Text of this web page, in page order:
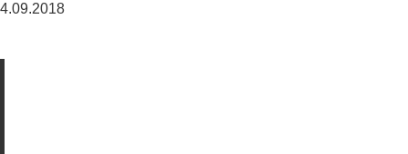
4.09.2018